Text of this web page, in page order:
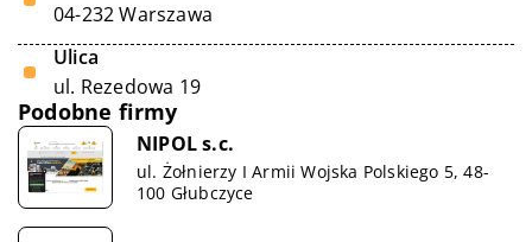
04-232 Warszawa
Ulica
ul. Rezedowa 19
Podobne firmy
NIPOL s.c.
ul. Żołnierzy I Armii Wojska Polskiego 5, 48-
100 Głubczyce